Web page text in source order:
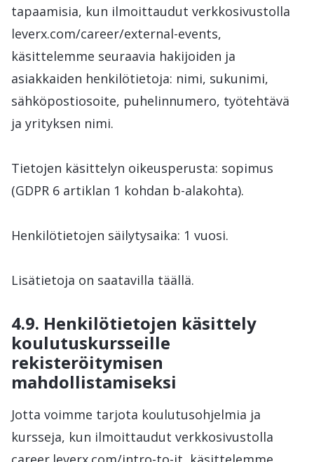
tapaamisia, kun ilmoittaudut verkkosivustolla
leverx.com/career/external-events,
käsittelemme seuraavia hakijoiden ja
asiakkaiden henkilötietoja: nimi, sukunimi,
sähköpostiosoite, puhelinnumero, työtehtävä
ja yrityksen nimi.
Tietojen käsittelyn oikeusperusta: sopimus
(GDPR 6 artiklan 1 kohdan b-alakohta).
Henkilötietojen säilytysaika: 1 vuosi.
Lisätietoja on saatavilla täällä.
4.9. Henkilötietojen käsittely
koulutuskursseille
rekisteröitymisen
mahdollistamiseksi
Jotta voimme tarjota koulutusohjelmia ja
kursseja, kun ilmoittaudut verkkosivustolla